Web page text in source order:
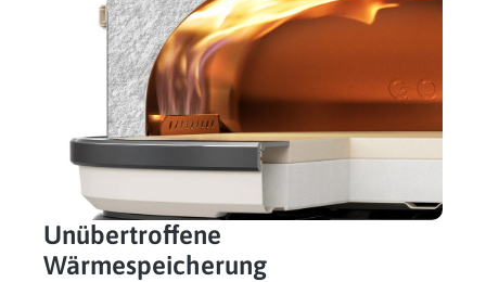
Unübertroffene
Wärmespeicherung